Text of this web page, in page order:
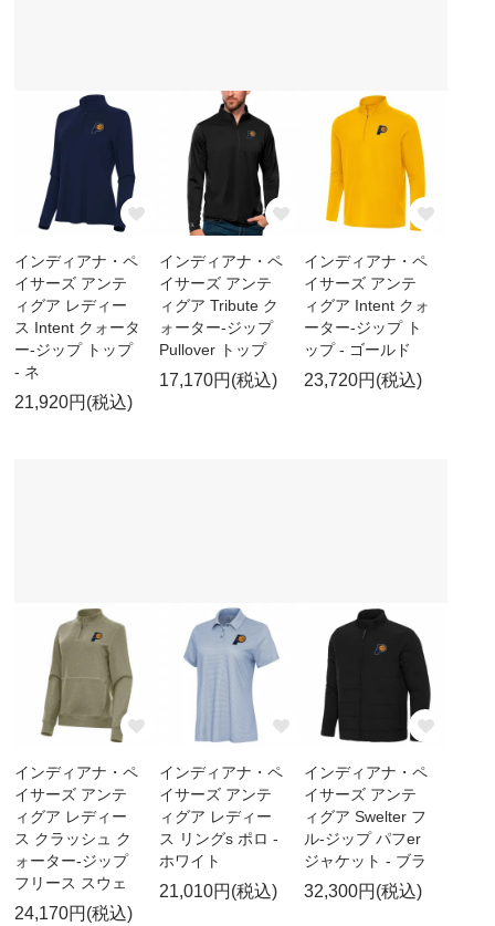
インディアナ・ペ
イサーズ アンテ
ィグア レディー
ス Intent クォータ
ー-ジップ トップ
- ネ
21,920円(税込)
インディアナ・ペ
イサーズ アンテ
ィグア Tribute ク
ォーター-ジップ
Pullover トップ
17,170円(税込)
インディアナ・ペ
イサーズ アンテ
ィグア Intent クォ
ーター-ジップ ト
ップ - ゴールド
23,720円(税込)
インディアナ・ペ
イサーズ アンテ
ィグア レディー
ス クラッシュ ク
ォーター-ジップ
フリース スウェ
24,170円(税込)
インディアナ・ペ
イサーズ アンテ
ィグア レディー
ス リングs ポロ -
ホワイト
21,010円(税込)
インディアナ・ペ
イサーズ アンテ
ィグア Swelter フ
ル-ジップ パフer
ジャケット - ブラ
32,300円(税込)